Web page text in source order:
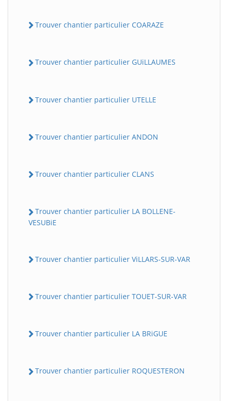
Trouver chantier particulier COARAZE
Trouver chantier particulier GUiLLAUMES
Trouver chantier particulier UTELLE
Trouver chantier particulier ANDON
Trouver chantier particulier CLANS
Trouver chantier particulier LA BOLLENE-
VESUBiE
Trouver chantier particulier ViLLARS-SUR-VAR
Trouver chantier particulier TOUET-SUR-VAR
Trouver chantier particulier LA BRiGUE
Trouver chantier particulier ROQUESTERON
B BatiWebPro